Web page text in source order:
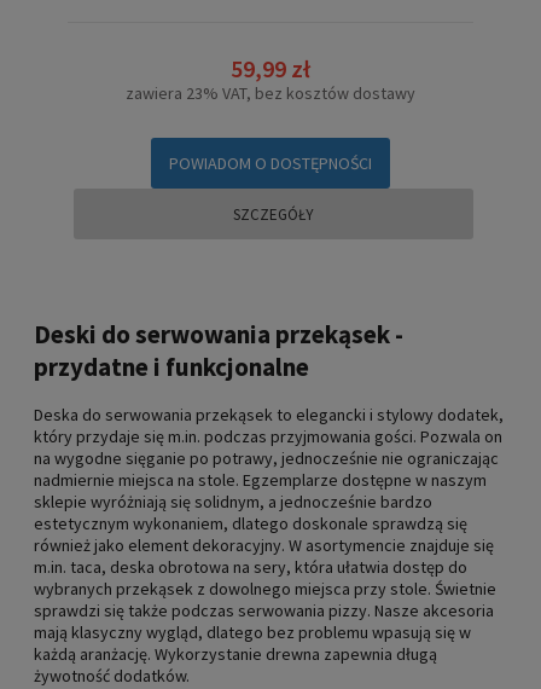
59,99 zł
zawiera 23% VAT, bez kosztów dostawy
POWIADOM O DOSTĘPNOŚCI
SZCZEGÓŁY
Deski do serwowania przekąsek -
przydatne i funkcjonalne
Deska do serwowania przekąsek to elegancki i stylowy dodatek,
który przydaje się m.in. podczas przyjmowania gości. Pozwala on
na wygodne sięganie po potrawy, jednocześnie nie ograniczając
nadmiernie miejsca na stole. Egzemplarze dostępne w naszym
sklepie wyróżniają się solidnym, a jednocześnie bardzo
estetycznym wykonaniem, dlatego doskonale sprawdzą się
również jako element dekoracyjny. W asortymencie znajduje się
m.in. taca, deska obrotowa na sery, która ułatwia dostęp do
wybranych przekąsek z dowolnego miejsca przy stole. Świetnie
sprawdzi się także podczas serwowania pizzy. Nasze akcesoria
mają klasyczny wygląd, dlatego bez problemu wpasują się w
każdą aranżację. Wykorzystanie drewna zapewnia długą
żywotność dodatków.